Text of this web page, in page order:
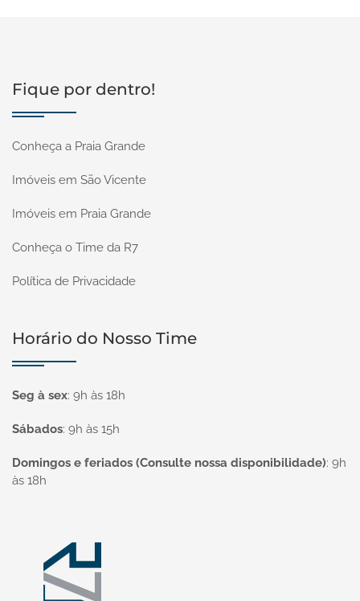
Fique por dentro!
Conheça a Praia Grande
Imóveis em São Vicente
Imóveis em Praia Grande
Conheça o Time da R7
Política de Privacidade
Horário do Nosso Time
Seg à sex: 9h às 18h
Sábados: 9h às 15h
Domingos e feriados (Consulte nossa disponibilidade): 9h
às 18h